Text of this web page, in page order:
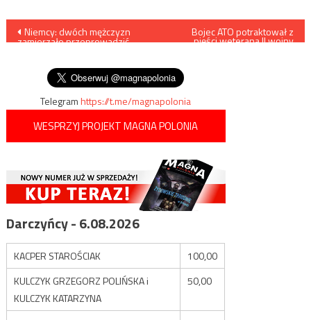
Nawigacja
Niemcy: dwóch mężczyzn
zamierzało przeprowadzić
Bojec ATO potraktował z
pięści weterana II wojny
Telegramhttps://t.me/magnapolonia
WESPRZYJ PROJEKT MAGNA POLONIA
Darczyńcy - 6.08.2026
KACPER STAROŚCIAK
100,00
KULCZYK GRZEGORZ POLIŃSKA i
KULCZYK KATARZYNA
50,00